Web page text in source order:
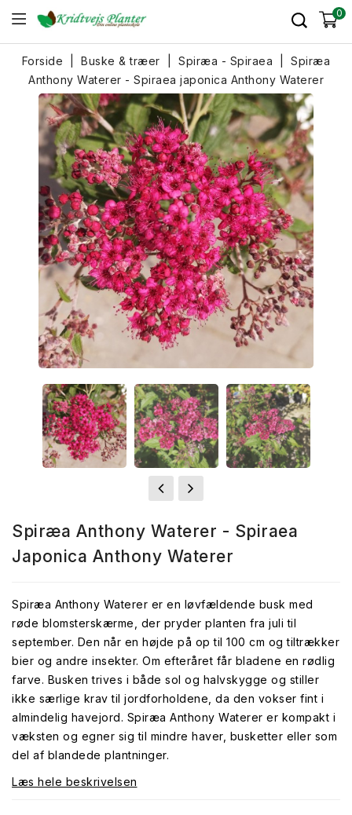
0
Forside Buske & træer Spiræa - Spiraea
Spiræa
Anthony Waterer - Spiraea japonica Anthony Waterer
Spiræa Anthony Waterer - Spiraea
Japonica Anthony Waterer
Spiræa Anthony Waterer er en løvfældende busk med
røde blomsterskærme, der pryder planten fra juli til
september. Den når en højde på op til 100 cm og tiltrækker
bier og andre insekter. Om efteråret får bladene en rødlig
farve. Busken trives i både sol og halvskygge og stiller
ikke særlige krav til jordforholdene, da den vokser fint i
almindelig havejord. Spiræa Anthony Waterer er kompakt i
væksten og egner sig til mindre haver, busketter eller som
del af blandede plantninger.
Læs hele beskrivelsen